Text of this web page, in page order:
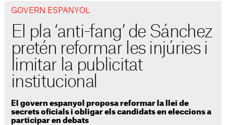
GOVERN ESPANYOL
El pla ‘anti-fang’ de Sánchez
pretén reformar les injúries i
limitar la publicitat
institucional
El govern espanyol proposa reformar la llei de
secrets oficials i obligar els candidats en eleccions a
participar en debats